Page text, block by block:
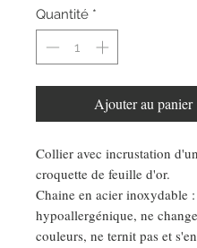
Quantité *
Ajouter au panier
Collier avec incrustation
croquette de feuille d'or.
Chaine en acier inoxydable :
hypoallergénique, ne
couleurs, ne ternit pas et